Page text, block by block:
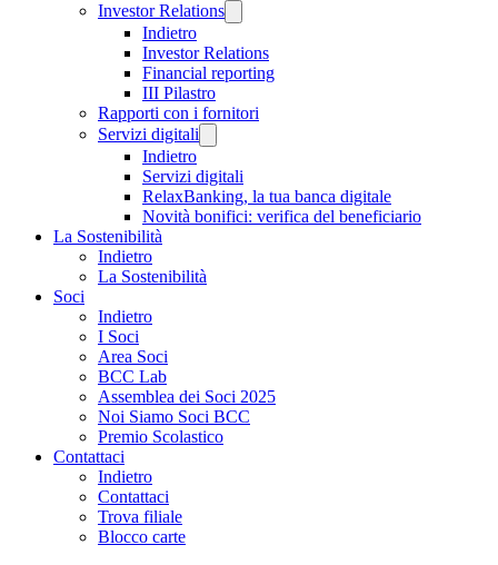
Investor Relations
Indietro
Investor Relations
Financial reporting
III Pilastro
Rapporti con i fornitori
Servizi digitali
Indietro
Servizi digitali
RelaxBanking, la tua banca digitale
Novità bonifici: verifica del beneficiario
La Sostenibilità
Indietro
La Sostenibilità
Soci
Indietro
I Soci
Area Soci
BCC Lab
Assemblea dei Soci 2025
Noi Siamo Soci BCC
Premio Scolastico
Contattaci
Indietro
Contattaci
Trova filiale
Blocco carte